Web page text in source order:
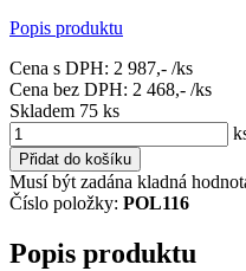
Popis produktu
Cena s DPH: 2 987,- /ks
Cena bez DPH: 2 468,- /ks
Skladem 75 ks
Přidat do košíku
Musí být zadána kladná
Číslo položky: POL116
Popis produktu